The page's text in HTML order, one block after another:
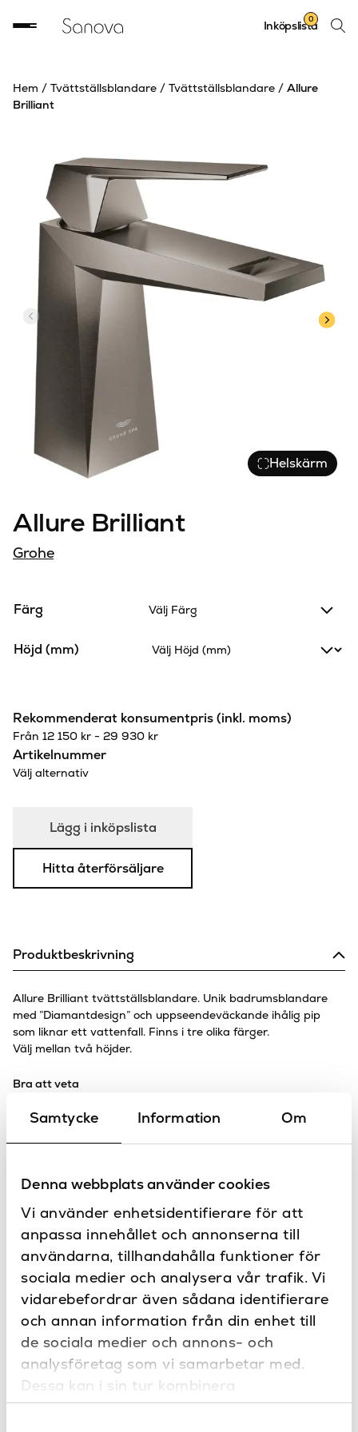
Samtycke Information Om
Denna webbplats använder cookies
Vi använder enhetsidentifierare för att
anpassa innehållet och annonserna till
användarna, tillhandahålla funktioner för
sociala medier och analysera vår trafik. Vi
vidarebefordrar även sådana identifierare
och annan information från din enhet till
de sociala medier och annons- och
analysföretag som vi samarbetar med.
Dessa kan i sin tur kombinera
informationen med annan information som
Sök
Inköpslista
0
Hem / Tvättställsblandare / Tvättställsblandare / Allure
Brilliant
Helskärm
Allure Brilliant
Grohe
Färg Välj Färg
Höjd (mm)
Rekommenderat konsumentpris (inkl. moms)
Från 12 150 kr - 29 930 kr
Artikelnummer
Välj alternativ
Lägg i inköpslista
Hitta återförsäljare
Produktbeskrivning
Allure Brilliant tvättställsblandare. Unik badrumsblandare
med ”Diamantdesign” och uppseendeväckande ihålig pip
som liknar ett vattenfall. Finns i tre olika färger.
Välj mellan två höjder.
Bra att veta
Freude an Wasser” (Ren glädje i vatten) bygger varje
produkt på varumärkets värderingar: teknologi, kvalitet,
Sanova – Design & kvalitet för dig!
Sanova är distribtör för varumärken från olika utvalda
platser i Europa. Våra produkter är noga utvalda för att
Specifikationer
Bottenventil
Dokument